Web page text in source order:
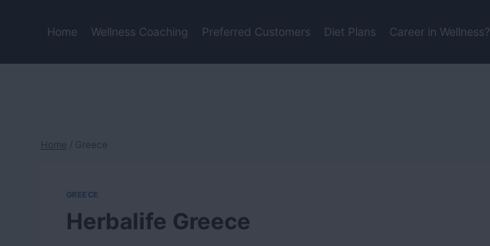
Home Wellness Coaching Preferred Customers Diet Plans Career in Wellness?
Home / Greece
GREECE
Herbalife Greece